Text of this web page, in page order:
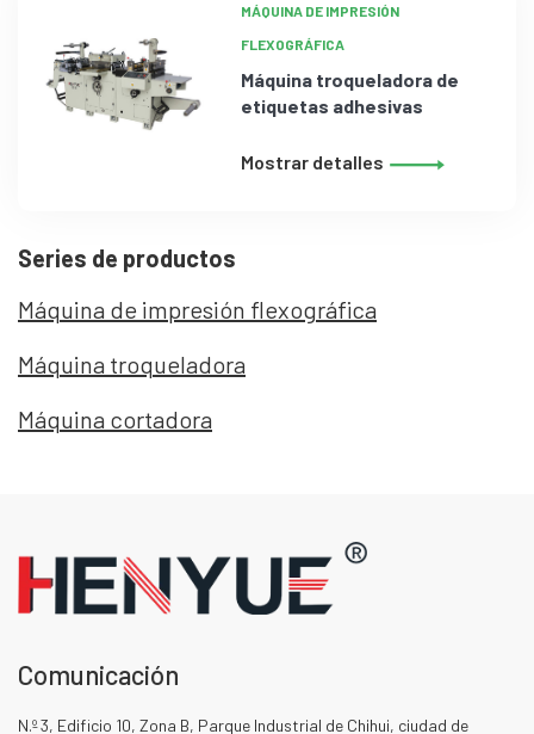
MÁQUINA DE IMPRESIÓN
FLEXOGRÁFICA
Máquina troqueladora de
etiquetas adhesivas
Mostrar detalles
Series de productos
Máquina de impresión flexográfica
Máquina troqueladora
Máquina cortadora
Comunicación
N.º 3, Edificio 10, Zona B, Parque Industrial de Chihui, ciudad de